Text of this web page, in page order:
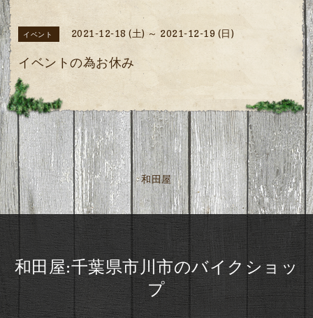
イベント 2021-12-18 (土) ～ 2021-12-19 (日)
イベントの為お休み
和田屋
和田屋:千葉県市川市のバイクショッ
プ